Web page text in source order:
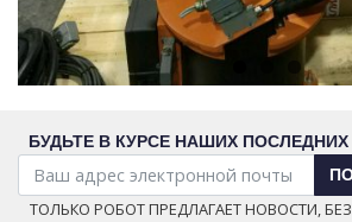
БУДЬТЕ В КУРСЕ НАШИХ
ТОЛЬКО РОБОТ ПРЕДЛАГАЕТ НОВОСТИ,